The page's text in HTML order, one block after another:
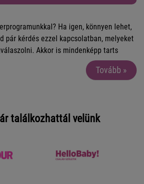
Ha igen, könnyen lehet,
pár kérdés ezzel kapcsolatban, melyeket
Akkor is mindenképp tarts
erről a lehetőségről, hiszen kár
Tovább »
találkozhattál velünk